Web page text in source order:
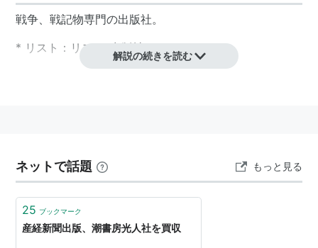
戦争、戦記物専門の出版社。
* リスト： リスト::出版社
解説の続きを読む
ネットで話題 もっと見る
25 ブックマーク
産経新聞出版、潮書房光人社を買収